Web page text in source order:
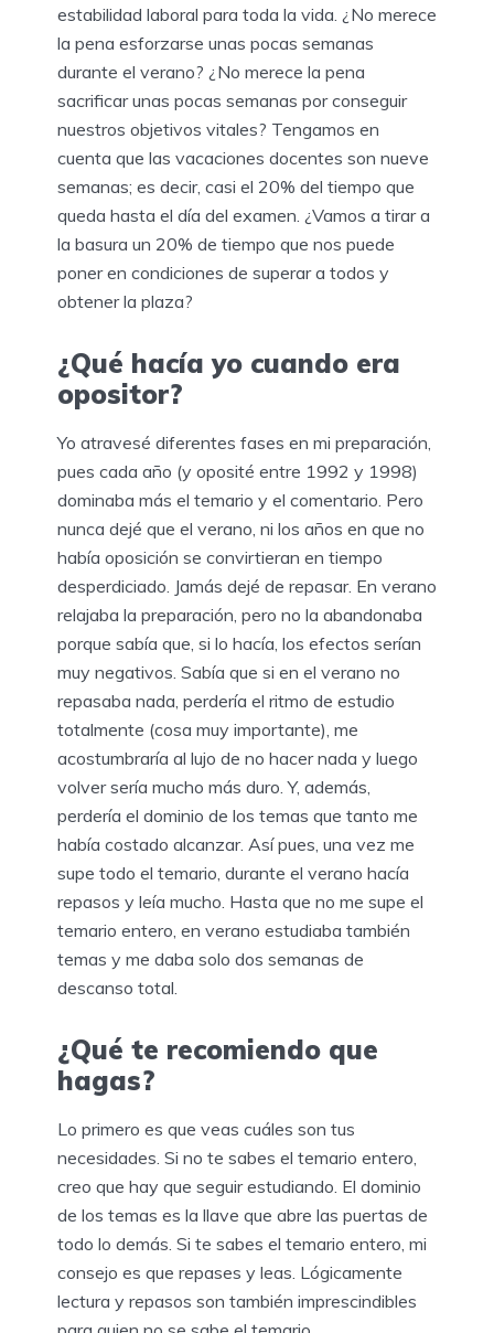
estabilidad laboral para toda la vida. ¿No merece
la pena esforzarse unas pocas semanas
durante el verano? ¿No merece la pena
sacrificar unas pocas semanas por conseguir
nuestros objetivos vitales? Tengamos en
cuenta que las vacaciones docentes son nueve
semanas; es decir, casi el 20% del tiempo que
queda hasta el día del examen. ¿Vamos a tirar a
la basura un 20% de tiempo que nos puede
poner en condiciones de superar a todos y
obtener la plaza?
¿Qué hacía yo cuando era
opositor?
Yo atravesé diferentes fases en mi preparación,
pues cada año (y oposité entre 1992 y 1998)
dominaba más el temario y el comentario. Pero
nunca dejé que el verano, ni los años en que no
había oposición se convirtieran en tiempo
desperdiciado. Jamás dejé de repasar. En verano
relajaba la preparación, pero no la abandonaba
porque sabía que, si lo hacía, los efectos serían
muy negativos. Sabía que si en el verano no
repasaba nada, perdería el ritmo de estudio
totalmente (cosa muy importante), me
acostumbraría al lujo de no hacer nada y luego
volver sería mucho más duro. Y, además,
perdería el dominio de los temas que tanto me
había costado alcanzar. Así pues, una vez me
supe todo el temario, durante el verano hacía
repasos y leía mucho. Hasta que no me supe el
temario entero, en verano estudiaba también
temas y me daba solo dos semanas de
descanso total.
¿Qué te recomiendo que
hagas?
Lo primero es que veas cuáles son tus
necesidades. Si no te sabes el temario entero,
creo que hay que seguir estudiando. El dominio
de los temas es la llave que abre las puertas de
todo lo demás. Si te sabes el temario entero, mi
consejo es que repases y leas. Lógicamente
lectura y repasos son también imprescindibles